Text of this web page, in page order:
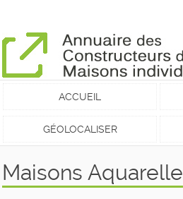
ACCUEIL
GÉOLOCALISER
Maisons Aquarelle